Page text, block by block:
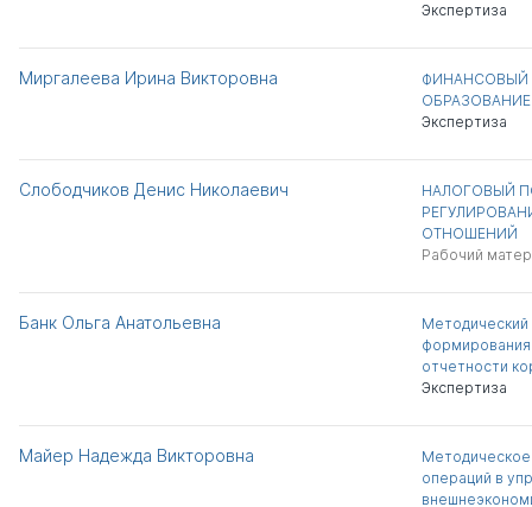
Экспертиза
Миргалеева Ирина Викторовна
ФИНАНСОВЫЙ
Экспертиза
Слободчиков Денис Николаевич
НАЛОГОВЫЙ
ОТНОШЕНИЙ
Рабочий
Банк Ольга Анатольевна
Методический
формирования
отчетности
Экспертиза
Майер Надежда Викторовна
операций в